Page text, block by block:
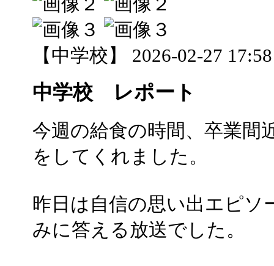
【中学校】 2026-02-27
中学校 レポート
今週の給食の時間、卒業間
をしてくれました。
昨日は自信の思い出エピソ
みに答える放送でした。